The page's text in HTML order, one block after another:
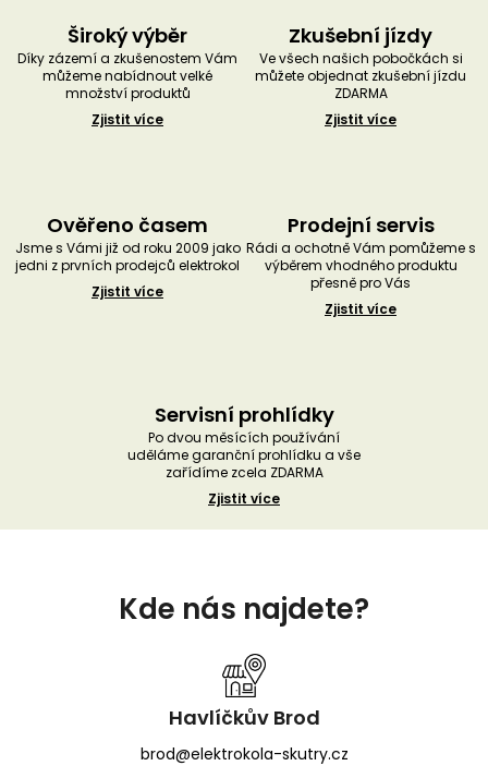
Široký výběr
Díky zázemí a zkušenostem Vám
můžeme nabídnout velké
množství produktů
Zjistit více
Zkušební jízdy
Ve všech našich pobočkách si
můžete objednat zkušební jízdu
ZDARMA
Zjistit více
Ověřeno časem
Jsme s Vámi již od roku 2009 jako
jedni z prvních prodejců elektrokol
Zjistit více
Prodejní servis
Rádi a ochotně Vám pomůžeme s
výběrem vhodného produktu
přesně pro Vás
Zjistit více
Servisní prohlídky
Po dvou měsících používání
uděláme garanční prohlídku a vše
zařídíme zcela ZDARMA
Zjistit více
Kde nás najdete?
Havlíčkův Brod
brod@elektrokola-skutry.cz